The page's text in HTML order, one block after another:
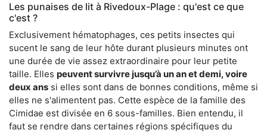
Les punaises de lit à Rivedoux-Plage : qu'est ce que
c'est ?
Exclusivement hématophages, ces petits insectes qui
sucent le sang de leur hôte durant plusieurs minutes ont
une durée de vie assez extraordinaire pour leur petite
taille. Elles peuvent survivre jusqu’à un an et demi, voire
deux ans si elles sont dans de bonnes conditions, même si
elles ne s'alimentent pas. Cette espèce de la famille des
Cimidae est divisée en 6 sous-familles. Bien entendu, il
faut se rendre dans certaines régions spécifiques du